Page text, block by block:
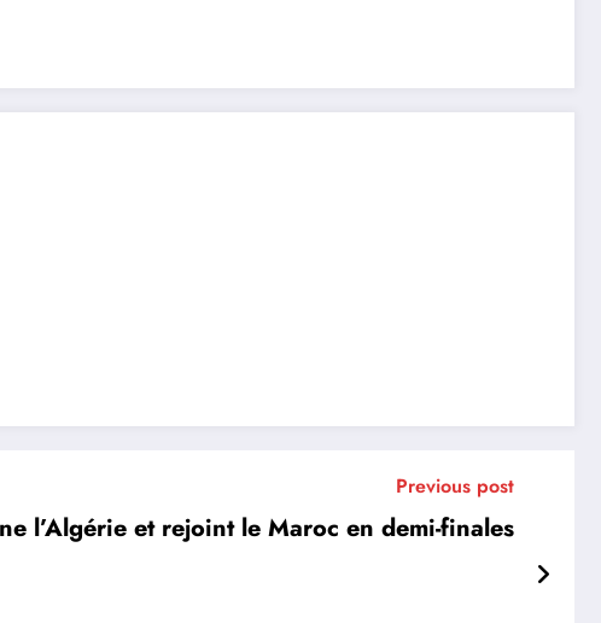
Previous post
l’Algérie et rejoint le Maroc en demi-finales